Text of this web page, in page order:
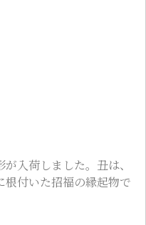
入荷しました。丑は、
付いた招福の縁起物で